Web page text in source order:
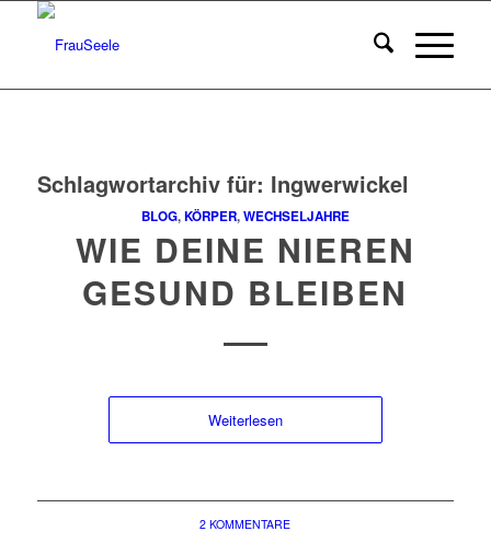
Schlagwortarchiv für: Ingwerwickel
BLOG,KÖRPER,WECHSELJAHRE
WIE DEINE NIEREN
GESUND BLEIBEN
Weiterlesen
2 KOMMENTARE